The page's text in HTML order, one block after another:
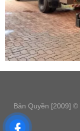
Bản Quyền [2009] ©